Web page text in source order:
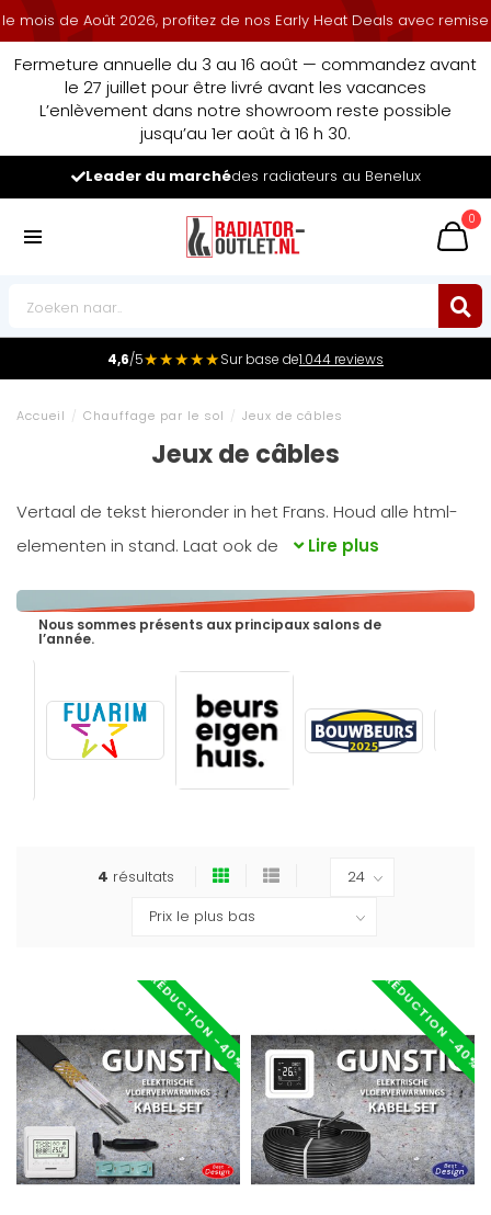
de Août 2026, profitez de nos Early Heat Deals avec remise
Fermeture annuelle du 3 au 16 août — commandez avant
le 27 juillet pour être livré avant les vacances
L’enlèvement dans notre showroom reste possible
jusqu’au 1er août à 16 h 30.
Leader du marchédes radiateurs au Benelux
0
4,6/5★★★★★Sur base de1.044 reviews
Accueil / Chauffage par le sol / Jeux de câbles
Jeux de câbles
Vertaal de tekst hieronder in het Frans. Houd alle html-
elementen in stand. Laat ook de
Lire plus
Nous sommes présents aux principaux salons de
l’année.
4 résultats
RÉDUCTION -40% RÉDUCTION -40%